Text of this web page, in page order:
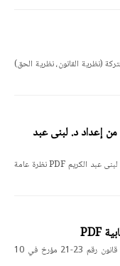
(نظرية القانون، نظرية الحق)
إعداد د. لبنى عبد
مطبوعة في مقياس الإجراءات الجزائية المعمق من إعداد د. لبنى عبد الكريم PDF نظرة عامة
قانون رقم 23-21 يتعلق بالغابات والثروات الغابية PDF قانون رقم 23-21 مؤرخ في 10